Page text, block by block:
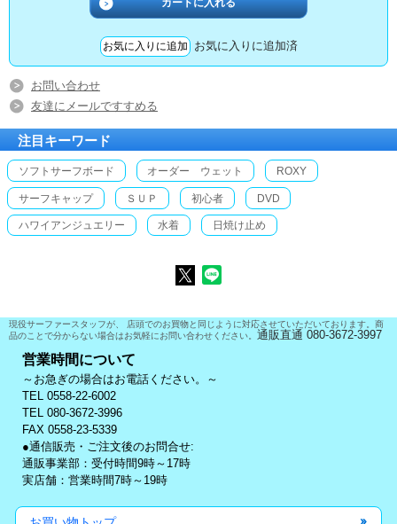
お気に入りに追加済
お問い合わせ
友達にメールですすめる
注目キーワード
ソフトサーフボード オーダー ウェット ROXY
サーフキャップ ＳＵＰ 初心者 DVD
ハワイアンジュエリー 水着 日焼け止め
現役サーファースタッフが、 店頭でのお買物と同じように対応させていただいております。商
品のことで分からない場合はお気軽にお問い合わせください。 通販直通 080-3672-3997
営業時間について
～お急ぎの場合はお電話ください。～
TEL 0558-22-6002
TEL 080-3672-3996
FAX 0558-23-5339
●通信販売・ご注文後のお問合せ:
通販事業部：受付時間9時～17時
実店舗：営業時間7時～19時